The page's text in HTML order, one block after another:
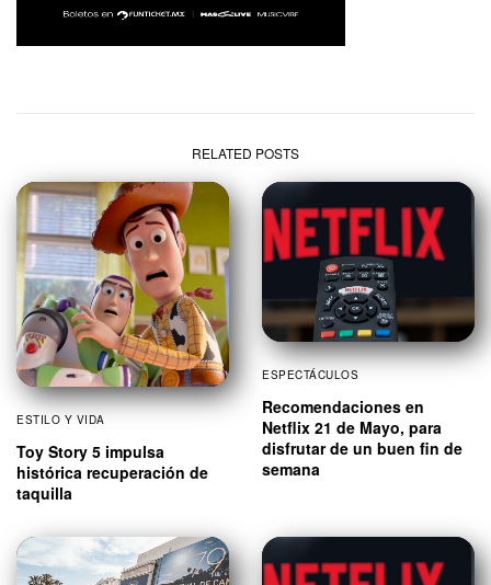
RELATED POSTS
ESTILO Y VIDA
Toy Story 5 impulsa
histórica recuperación de
taquilla
ESPECTÁCULOS
Recomendaciones en
Netflix 21 de Mayo, para
disfrutar de un buen fin de
semana